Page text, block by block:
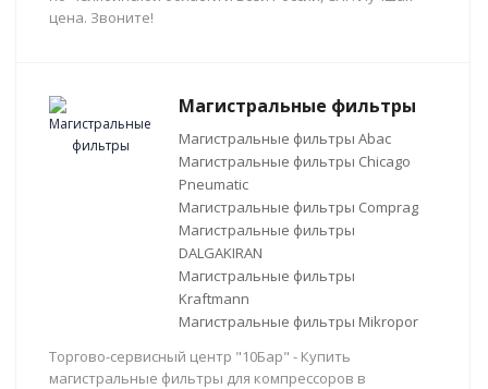
цена. Звоните!
Магистральные фильтры
Магистральные фильтры Abac
Магистральные фильтры Chicago
Pneumatic
Магистральные фильтры Comprag
Магистральные фильтры
DALGAKIRAN
Магистральные фильтры
Kraftmann
Магистральные фильтры Mikropor
Торгово-сервисный центр "10Бар" - Купить
магистральные фильтры для компрессоров в